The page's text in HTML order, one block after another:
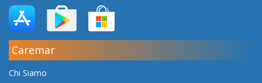
Caremar
Chi Siamo